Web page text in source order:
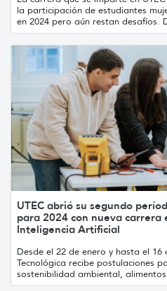
la participación de estudiantes
en 2024 pero aún restan desafíos.
UTEC abrió su segundo
para 2024 con nueva carrera
Inteligencia Artificial
Desde el 22 de enero y hasta el
Tecnológica recibe postulaciones
sostenibilidad ambiental,